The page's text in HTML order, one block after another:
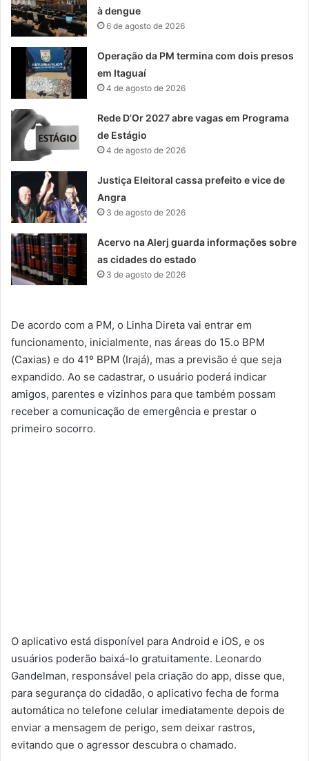
à dengue
6 de agosto de 2026
Operação da PM termina com dois presos
em Itaguaí
4 de agosto de 2026
Rede D’Or 2027 abre vagas em Programa
de Estágio
4 de agosto de 2026
Justiça Eleitoral cassa prefeito e vice de
Angra
3 de agosto de 2026
Acervo na Alerj guarda informações sobre
as cidades do estado
3 de agosto de 2026
De acordo com a PM, o Linha Direta vai entrar em
funcionamento, inicialmente, nas áreas do 15.o BPM
(Caxias) e do 41º BPM (Irajá), mas a previsão é que seja
expandido. Ao se cadastrar, o usuário poderá indicar
amigos, parentes e vizinhos para que também possam
receber a comunicação de emergência e prestar o
primeiro socorro.
O aplicativo está disponível para Android e iOS, e os
usuários poderão baixá-lo gratuitamente. Leonardo
Gandelman, responsável pela criação do app, disse que,
para segurança do cidadão, o aplicativo fecha de forma
automática no telefone celular imediatamente depois de
enviar a mensagem de perigo, sem deixar rastros,
evitando que o agressor descubra o chamado.